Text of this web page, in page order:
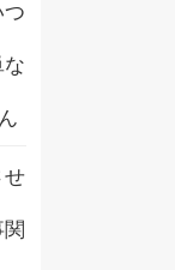
な
せ